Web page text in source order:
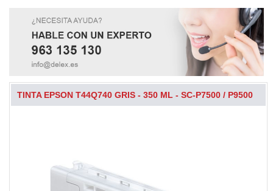
TINTA EPSON T44Q740 GRIS - 350 ML - SC-P7500 / P9500